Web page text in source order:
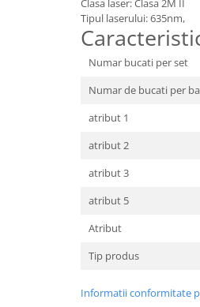
Clasa laser: Clasa 2M II
Tipul laserului: 635nm,
Numar bucati per set
Numar de bucati per
atribut 1
atribut 2
atribut 3
atribut 5
Atribut
Tip produs
Informatii conformitate